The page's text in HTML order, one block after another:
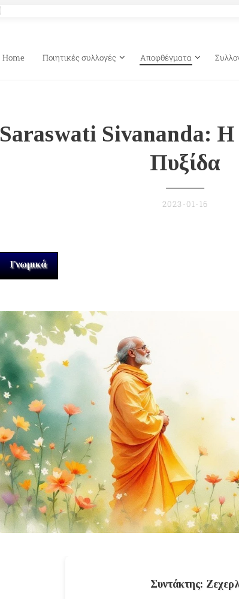
Home Ποιητικές συλλογές Αποφθέγματα
Saraswati Sivananda:
Πυξίδα
2023-01-16
Γνωμικά
Συντάκτης: